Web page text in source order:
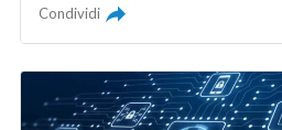
Condividi